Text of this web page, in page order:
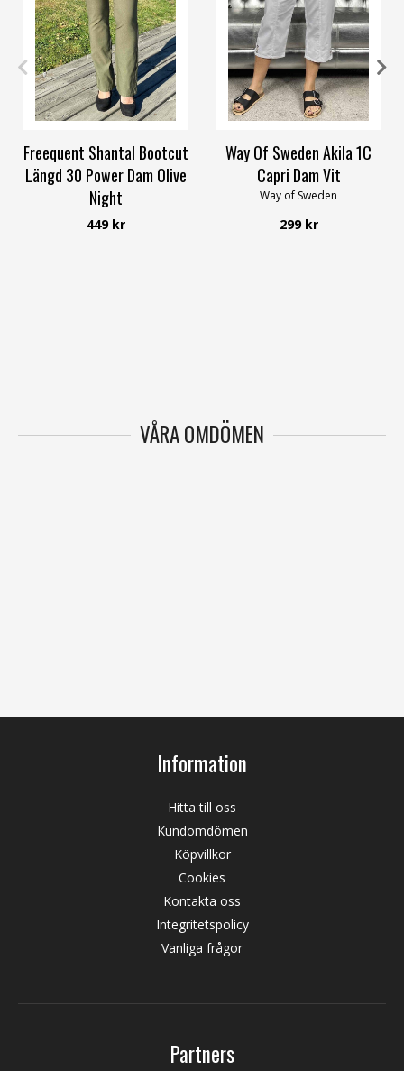
XS S M L XL 3XL
Freequent Shantal Bootcut
Längd 30 Power Dam Olive
Night
Freequent
449 kr
XS S M L XL 4XL
Way Of Sweden Akila 1C
Capri Dam Vit
Way of Sweden
299 kr
VÅRA OMDÖMEN
Information
Hitta till oss
Kundomdömen
Köpvillkor
Cookies
Kontakta oss
Integritetspolicy
Vanliga frågor
Partners